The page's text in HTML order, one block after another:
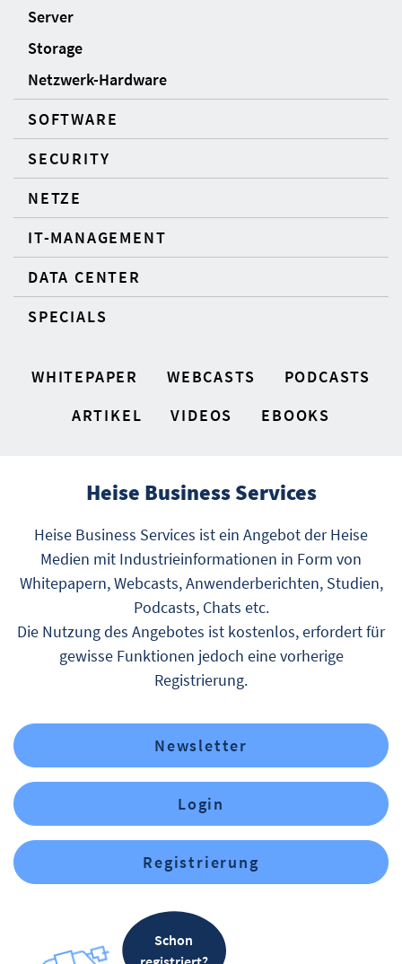
Server
Storage
Netzwerk-Hardware
SOFTWARE
SECURITY
NETZE
IT-MANAGEMENT
DATA CENTER
SPECIALS
WHITEPAPER WEBCASTS
PODCASTS
ARTIKEL
VIDEOS EBOOKS
Heise Business Services
Heise Business Services ist ein Angebot der Heise
Medien mit Industrieinformationen in Form von
Whitepapern, Webcasts, Anwenderberichten, Studien,
Podcasts, Chats etc.
Die Nutzung des Angebotes ist kostenlos, erfordert für
gewisse Funktionen jedoch eine vorherige
Registrierung.
Newsletter
Login
Registrierung
Schon